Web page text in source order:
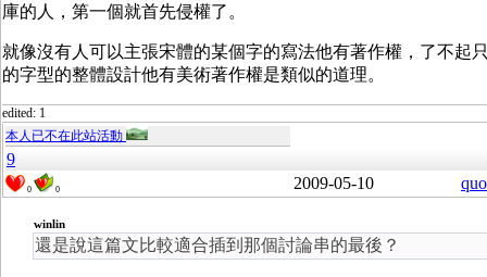
庫的人，第一個就首先侵權了。
就像沒有人可以主張宋體的某個字的寫法他有著作權，了不起
的字型的整體設計他有美術著作權是類似的道理。
edited: 1
本人已不在此站活動
9
0 0 2009-05-10
winlin
還是說這篇文比較適合插到那個討論串的最後？